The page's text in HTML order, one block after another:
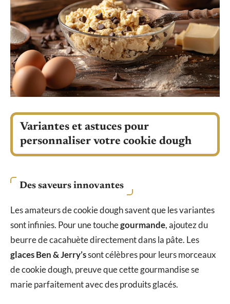
Variantes et astuces pour
personnaliser votre cookie dough
Des saveurs innovantes
Les amateurs de cookie dough savent que les variantes
sont infinies. Pour une touchegourmande, ajoutez du
beurre de cacahuète directement dans la pâte. Les
glaces Ben & Jerry’ssont célèbres pour leurs morceaux
de cookie dough, preuve que cette gourmandise se
marie parfaitement avec des produits glacés.